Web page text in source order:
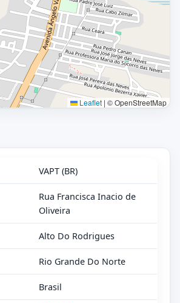
Leaflet | © OpenStreetMap
VAPT (BR)
Rua Francisca Inacio de
Oliveira
Alto Do Rodrigues
Rio Grande Do Norte
Brasil